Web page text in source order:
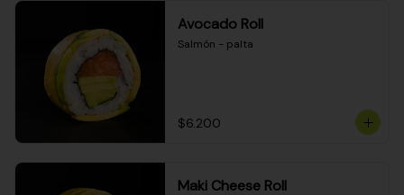
Avocado Roll
Salmón - palta
$6.200
Maki Cheese Roll